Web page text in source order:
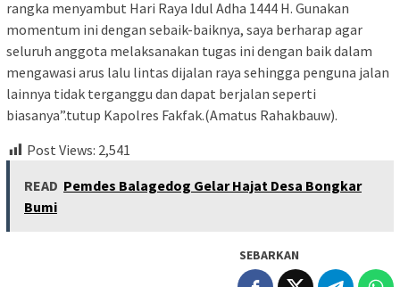
rangka menyambut Hari Raya Idul Adha 1444 H. Gunakan
momentum ini dengan sebaik-baiknya, saya berharap agar
seluruh anggota melaksanakan tugas ini dengan baik dalam
mengawasi arus lalu lintas dijalan raya sehingga penguna jalan
lainnya tidak terganggu dan dapat berjalan seperti
biasanya”.tutup Kapolres Fakfak.(Amatus Rahakbauw).
Post Views: 2,541
READ Pemdes Balagedog Gelar Hajat Desa Bongkar
Bumi
SEBARKAN